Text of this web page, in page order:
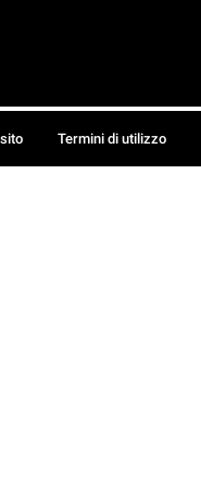
Termini di utilizzo